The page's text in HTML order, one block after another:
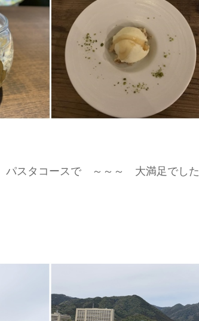
パスタコースで ～～～ 大満足でした